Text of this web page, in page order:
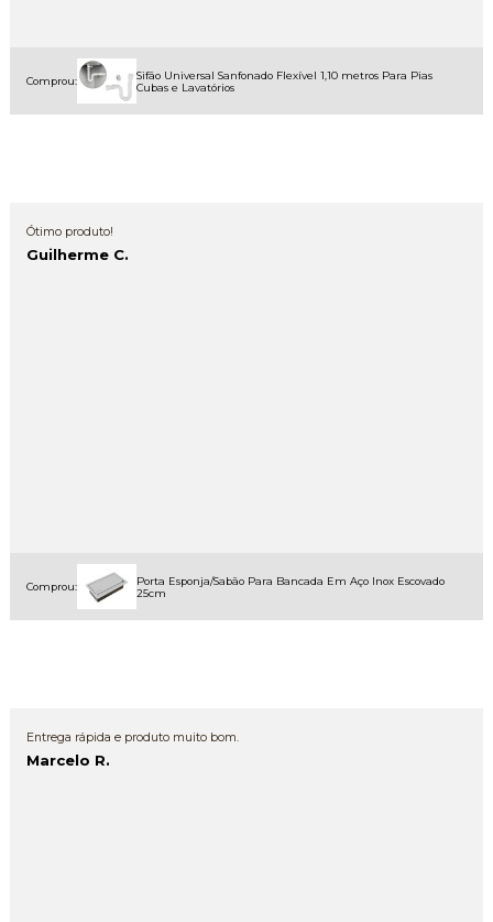
Comprou:
Sifão Universal Sanfonado Flexível 1,10 metros Para Pias
Cubas e Lavatórios
Ótimo produto!
Guilherme C.
Comprou:
Porta Esponja/Sabão Para Bancada Em Aço Inox Escovado
25cm
Entrega rápida e produto muito bom.
Marcelo R.